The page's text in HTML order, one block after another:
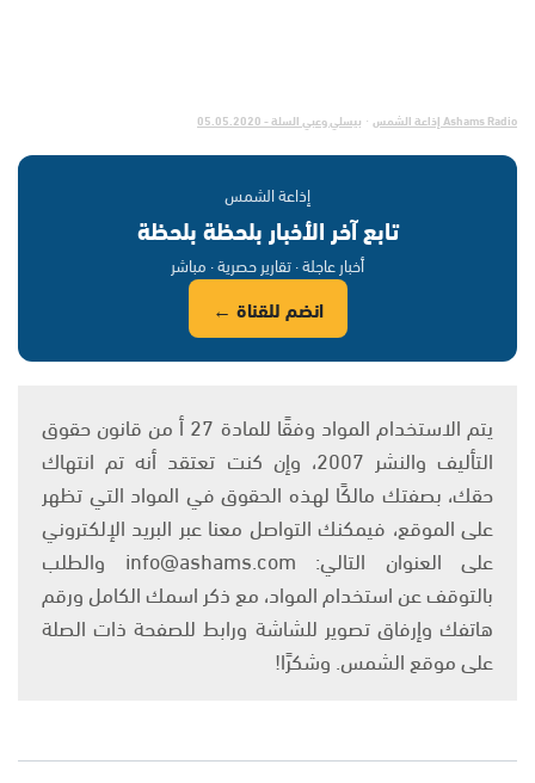
Ashams Radio إذاعة الشمس · بيسلي وعبي السلة - 05.05.2020
إذاعة الشمس
تابع آخر الأخبار بلحظة بلحظة
أخبار عاجلة · تقارير حصرية · مباشر
انضم للقناة ←
يتم الاستخدام المواد وفقًا للمادة 27 أ من قانون حقوق
التأليف والنشر 2007، وإن كنت تعتقد أنه تم انتهاك
حقك، بصفتك مالكًا لهذه الحقوق في المواد التي تظهر
على الموقع، فيمكنك التواصل معنا عبر البريد الإلكتروني
على العنوان التالي: info@ashams.com والطلب
بالتوقف عن استخدام المواد، مع ذكر اسمك الكامل ورقم
هاتفك وإرفاق تصوير للشاشة ورابط للصفحة ذات الصلة
على موقع الشمس. وشكرًا!